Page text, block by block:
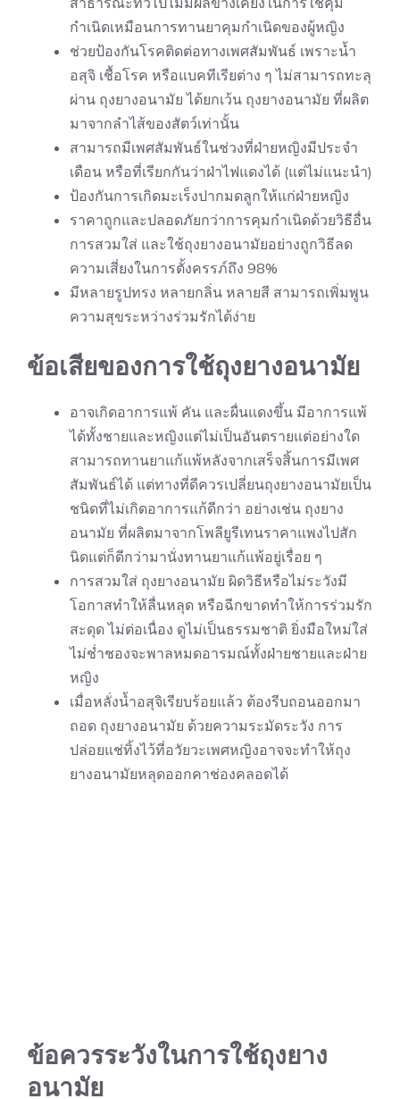
กำเนิดเหมือนการทานยาคุมกำเนิดของผู้หญิง
ช่วยป้องกันโรคติดต่อทางเพศสัมพันธ์ เพราะน้ำ
อสุจิ เชื้อโรค หรือแบคทีเรียต่าง ๆ ไม่สามารถทะลุ
ผ่าน ถุงยางอนามัย ได้ยกเว้น ถุงยางอนามัย ที่ผลิต
มาจากลำไส้ของสัตว์เท่านั้น
สามารถมีเพศสัมพันธ์ในช่วงที่ฝ่ายหญิงมีประจำ
เดือน หรือที่เรียกกันว่าฝ่าไฟแดงได้ (แต่ไม่แนะนำ)
ป้องกันการเกิดมะเร็งปากมดลูกให้แก่ฝ่ายหญิง
ราคาถูกและปลอดภัยกว่าการคุมกำเนิดด้วยวิธีอื่น
การสวมใส่ และใช้ถุงยางอนามัยอย่างถูกวิธีลด
ความเสี่ยงในการตั้งครรภ์ถึง 98%
มีหลายรูปทรง หลายกลิ่น หลายสี สามารถเพิ่มพูน
ความสุขระหว่างร่วมรักได้ง่าย
ข้อเสียของการใช้ถุงยางอนามัย
อาจเกิดอาการแพ้ คัน และผื่นแดงขึ้น มีอาการแพ้
ได้ทั้งชายและหญิงแต่ไม่เป็นอันตรายแต่อย่างใด
สามารถทานยาแก้แพ้หลังจากเสร็จสิ้นการมีเพศ
สัมพันธ์ได้ แต่ทางที่ดีควรเปลี่ยนถุงยางอนามัยเป็น
ชนิดที่ไม่เกิดอาการแก้ดีกว่า อย่างเช่น ถุงยาง
อนามัย ที่ผลิตมาจากโพลียูรีเทนราคาแพงไปสัก
นิดแต่ก็ดีกว่ามานั่งทานยาแก้แพ้อยู่เรื่อย ๆ
การสวมใส่ ถุงยางอนามัย ผิดวิธีหรือไม่ระวังมี
โอกาสทำให้ลื่นหลุด หรือฉีกขาดทำให้การร่วมรัก
สะดุด ไม่ต่อเนื่อง ดูไม่เป็นธรรมชาติ ยิ่งมือใหม่ใส่
ไม่ช่ำชองจะพาลหมดอารมณ์ทั้งฝ่ายชายและฝ่าย
หญิง
เมื่อหลั่งน้ำอสุจิเรียบร้อยแล้ว ต้องรีบถอนออกมา
ถอด ถุงยางอนามัย ด้วยความระมัดระวัง การ
ปล่อยแช่ทิ้งไว้ที่อวัยวะเพศหญิงอาจจะทำให้ถุง
ยางอนามัยหลุดออกคาช่องคลอดได้
ข้อควรระวังในการใช้ถุงยาง
อนามัย